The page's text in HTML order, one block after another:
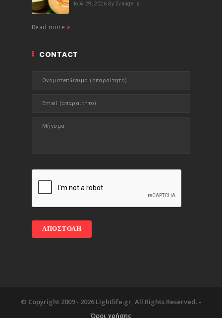
Ιούλ 29, 2026 By Evangelia
Read more
CONTACT
© Copyright 2009 - 2026 Lightlife.gr, All Rights Reserved. -
Όροι χρήσης